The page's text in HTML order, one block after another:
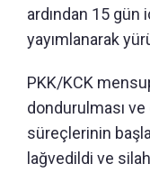
ardından 15 gün
yayımlanarak
PKK/KCK
dondurulması
süreçlerinin
lağvedildi ve silah